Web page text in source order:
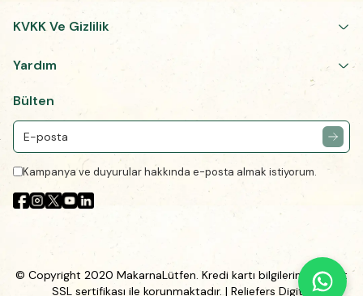
KVKK Ve Gizlilik
Yardım
Bülten
Kampanya ve duyurular hakkında e-posta almak istiyorum.
© Copyright 2020 MakarnaLütfen. Kredi kartı bilgileriniz 256Bit
SSL sertifikası ile korunmaktadır. | Reliefers Digital